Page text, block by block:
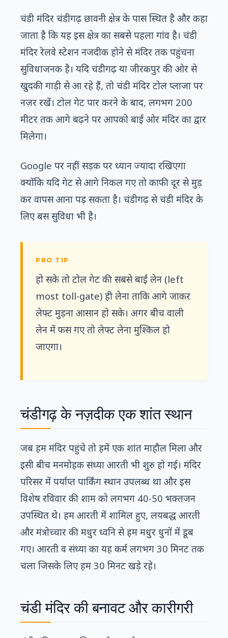
चंडी मंदिर चंडीगढ़ छावनी क्षेत्र के पास स्थित है और कहा
जाता है कि यह इस क्षेत्र का सबसे पहला गांव है। चंडी
मंदिर रेलवे स्टेशन नजदीक होने से मंदिर तक पहुंचना
सुविधाजनक है। यदि चंडीगढ़ या जीरकपुर की ओर से
खुदकी गाड़ी से आ रहे हैं, तो चंडी मंदिर टोल प्लाजा पर
नज़र रखें। टोल गेट पार करने के बाद, लगभग 200
मीटर तक आगे बढ़ने पर आपको बाईं ओर मंदिर का द्वार
मिलेगा।
Google पर नहीं सड़क पर ध्यान ज्यादा रखिएगा
क्योंकि यदि गेट से आगे निकल गए तो काफी दूर से मुड़
कर वापस आना पड़ सकता है। चंडीगढ़ से चंडी मंदिर के
लिए बस सुविधा भी है।
हो सके तो टोल गेट की सबसे बाईं लेन (left
most toll-gate) ही लेना ताकि आगे जाकर
लेफ्ट मुड़ना आसान हो सके। अगर बीच वाली
लेन में फस गए तो लेफ्ट लेना मुश्किल हो
जाएगा।
चंडीगढ़ के नज़दीक एक शांत स्थान
जब हम मंदिर पहुंचे तो हमें एक शांत माहौल मिला और
इसी बीच मनमोहक संध्या आरती भी शुरु हो गई। मंदिर
परिसर में पर्याप्त पार्किंग स्थान उपलब्ध था और इस
विशेष रविवार की शाम को लगभग 40-50 भक्तजन
उपस्थित थे। हम आरती में शामिल हुए, लयबद्ध आरती
और मंत्रोच्चार की मधुर ध्वनि से हम मधुर धुनों में डूब
गए। आरती व संध्या का यह कर्म लगभग 30 मिनट तक
चला जिसके लिए हम 30 मिनट खड़े रहे।
चंडी मंदिर की बनावट और कारीगरी